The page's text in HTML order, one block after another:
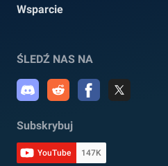
Wsparcie
ŚLEDŹ NAS NA
Subskrybuj
YouTube 147K